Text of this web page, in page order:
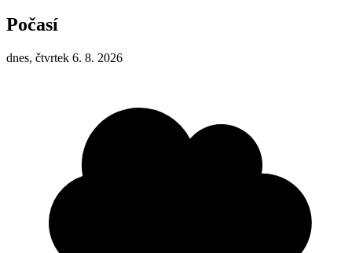
Počasí
dnes, čtvrtek 6. 8. 2026